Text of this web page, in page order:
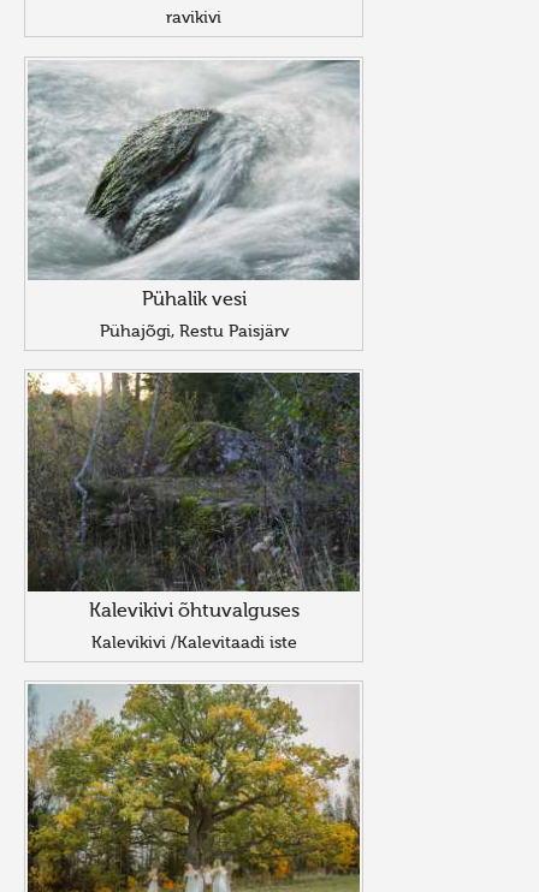
ravikivi
Pühalik vesi
Pühajõgi, Restu Paisjärv
Kalevikivi õhtuvalguses
Kalevikivi /Kalevitaadi iste